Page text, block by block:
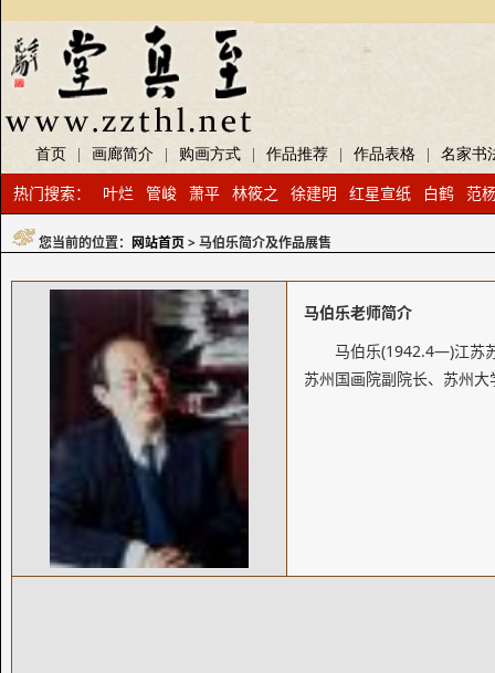
首页 画廊简介 购画方式 作品推荐 作品表格 名家书
热门搜索： 叶烂 管峻 萧平 林筱之 徐建明 红星宣纸 白鹤 范
您当前的位置： 网站首页> 马伯乐简介及作品展售
马伯乐老师简介
马伯乐(1942.4—)江苏
苏州国画院副院长、苏州